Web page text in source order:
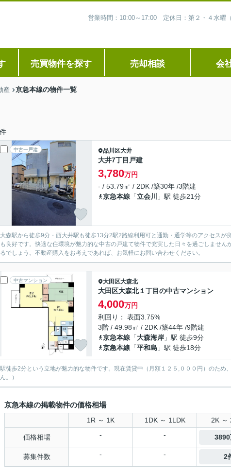
営業時間：10:00～17:00 定休日：第２・４水曜
売買物件を探す 売却相談 会
産 京急本線の物件一覧
件
中古一戸建 品川区大井
大井7丁目戸建
3,780万円
- / 53.79㎡ / 2DK /築30年 /3階建
京急本線 「立会川 」駅 徒歩21分
大森駅から徒歩9分・西大井駅も徒歩13分2駅2路線利用可と通勤・通学等のアクセス
も良好です。快適な住環境が魅力的な中古の戸建て物件で充実した日々を過ごしませ
るでしょう。不動産購入をお考えであれば、お気軽にお問い合わせください。
中古マンション 大田区大森北
大田区大森北１丁目の中古マンション
4,000万円
利回り： 表面3.75%
3階 / 49.98㎡ / 2DK /築44年 /9階建
京急本線 「大森海岸 」駅 徒歩9分
京急本線 「平和島 」駅 徒歩18分
駅徒歩2分という立地が魅力的な物件です。現在賃貸中（月額１２５,０００円）のた
ん。）
京急本線の掲載物件の価格相場
1R ～ 1K 1DK ～ 1LDK 2K ～
価格相場 - - 3890
募集件数 - - 2